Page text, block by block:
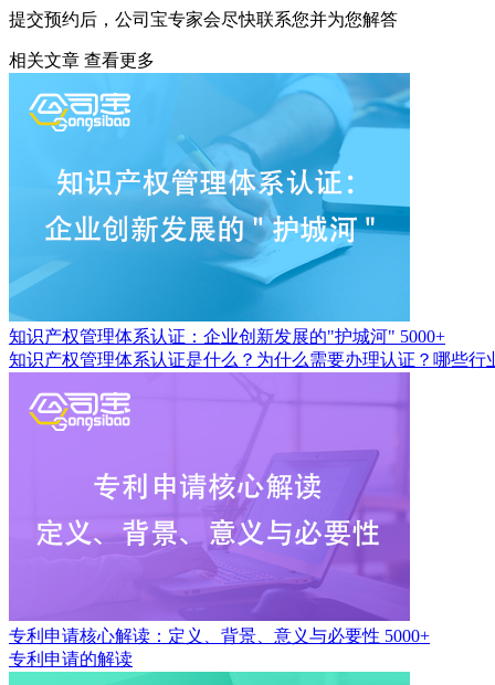
提交预约后，公司宝专家会尽快联系您并为您解答
相关文章 查看更多
知识产权管理体系认证：企业创新发展的"护城河" 5000+
知识产权管理体系认证是什么？为什么需要办理认证？哪些行
专利申请核心解读：定义、背景、意义与必要性 5000+
专利申请的解读